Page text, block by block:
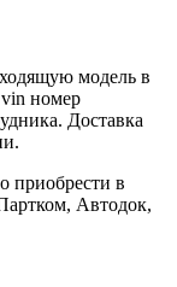
модель в
vin номер
Доставка
приобрести в
Автодок,